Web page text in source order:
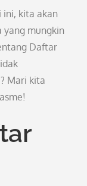
ini, kita akan
yang mungkin
Daftar
Mari kita